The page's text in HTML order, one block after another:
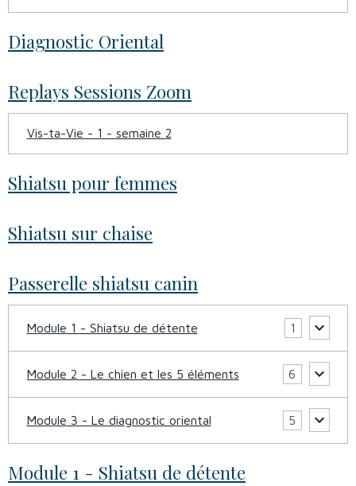
Diagnostic Oriental
Replays Sessions Zoom
Vis-ta-Vie - 1 - semaine 2
Shiatsu pour femmes
Shiatsu sur chaise
Passerelle shiatsu canin
Module 1 - Shiatsu de détente 1
Module 2 - Le chien et les 5 éléments 6
Module 3 - Le diagnostic oriental 5
Module 1 - Shiatsu de détente